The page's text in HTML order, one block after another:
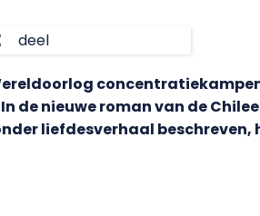
deel
de nieuwe roman van de
liefdesverhaal